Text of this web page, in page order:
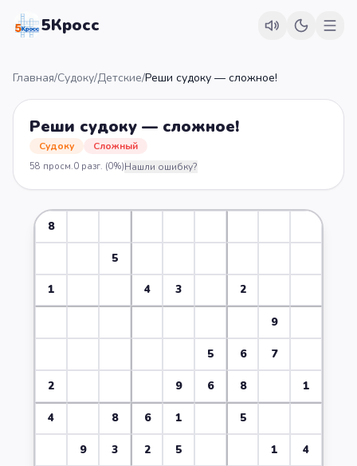
5Кросс
Главная/Судоку/Детские/Реши судоку — сложное!
Реши судоку — сложное!
Судоку Сложный
58 просм.0 разг. (0%)Нашли ошибку?
8
5
1 4 3 2
9
5 6 7
2 9 6 8 1
4 8 6 1 5
9 3 2 5 1 4